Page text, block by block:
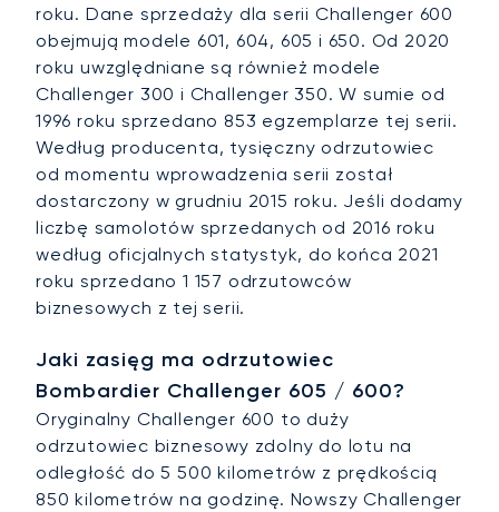
roku. Dane sprzedaży dla serii Challenger 600
obejmują modele 601, 604, 605 i 650. Od 2020
roku uwzględniane są również modele
Challenger 300 i Challenger 350. W sumie od
1996 roku sprzedano 853 egzemplarze tej serii.
Według producenta, tysięczny odrzutowiec
od momentu wprowadzenia serii został
dostarczony w grudniu 2015 roku. Jeśli dodamy
liczbę samolotów sprzedanych od 2016 roku
według oficjalnych statystyk, do końca 2021
roku sprzedano 1 157 odrzutowców
biznesowych z tej serii.
Jaki zasięg ma odrzutowiec
Bombardier Challenger 605 / 600?
Oryginalny Challenger 600 to duży
odrzutowiec biznesowy zdolny do lotu na
odległość do 5 500 kilometrów z prędkością
850 kilometrów na godzinę. Nowszy Challenger